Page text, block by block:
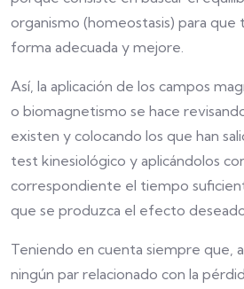
organismo (homeostasis) para
forma adecuada y mejore.
Así, la aplicación de los campos
o biomagnetismo se hace
existen y colocando los que han
test kinesiológico y aplicándolos
correspondiente el tiempo
que se produzca el efecto
Teniendo en cuenta siempre que,
ningún par relacionado con la